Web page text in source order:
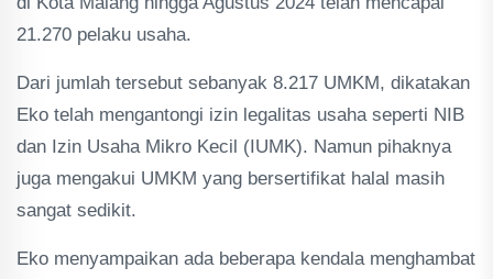
21.270 pelaku usaha.
Dari jumlah tersebut sebanyak 8.217 UMKM, dikatakan
Eko telah mengantongi izin legalitas usaha seperti NIB
dan Izin Usaha Mikro Kecil (IUMK). Namun pihaknya
juga mengakui UMKM yang bersertifikat halal masih
sangat sedikit.
Eko menyampaikan ada beberapa kendala menghambat